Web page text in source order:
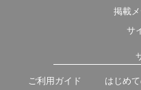
掲載
サ
ご利用ガイド はじめ